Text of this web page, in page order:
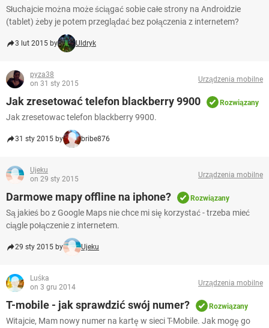
Słuchajcie można może ściągać sobie całe strony na Androidzie
(tablet) żeby je potem przeglądać bez połączenia z internetem?
3 lut 2015 by Uldryk
pyza38
on 31 sty 2015
Urządzenia mobilne
Jak zresetować telefon blackberry 9900 Rozwiązany
Jak zresetowac telefon blackberry 9900.
31 sty 2015 by bribe876
Ujeku
on 29 sty 2015
Urządzenia mobilne
Darmowe mapy offline na iphone? Rozwiązany
Są jakieś bo z Google Maps nie chce mi się korzystać - trzeba mieć
ciągle połączenie z internetem.
29 sty 2015 by Ujeku
Luśka
on 3 gru 2014
Urządzenia mobilne
T-mobile - jak sprawdzić swój numer? Rozwiązany
Witajcie, Mam nowy numer na kartę w sieci T-Mobile. Jak mogę go